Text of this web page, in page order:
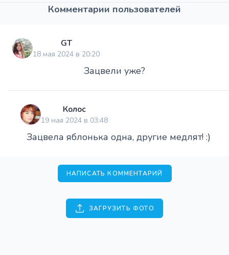
Комментарии пользователей
GT
18 мая 2024 в 20:20
Зацвели уже?
Колос
19 мая 2024 в 03:48
Зацвела яблонька одна, другие медлят! :)
НАПИСАТЬ КОММЕНТАРИЙ
ЗАГРУЗИТЬ ФОТО